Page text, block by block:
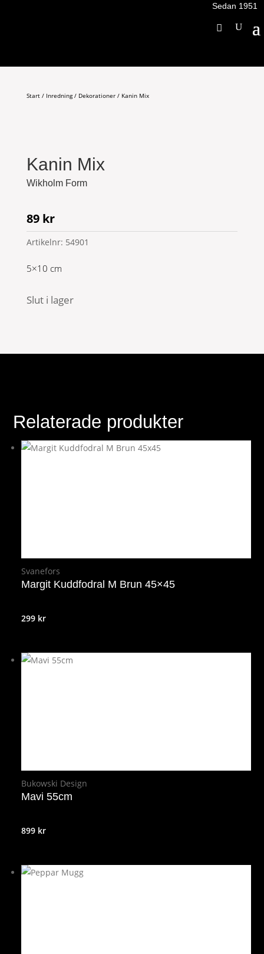
Sedan 1951
Start/ Inredning/ Dekorationer/ Kanin Mix
Kanin Mix
Wikholm Form
89 kr
Artikelnr: 54901
5×10 cm
Slut i lager
Relaterade produkter
Svanefors
Margit Kuddfodral M Brun 45×45
299 kr
Bukowski Design
Mavi 55cm
899 kr